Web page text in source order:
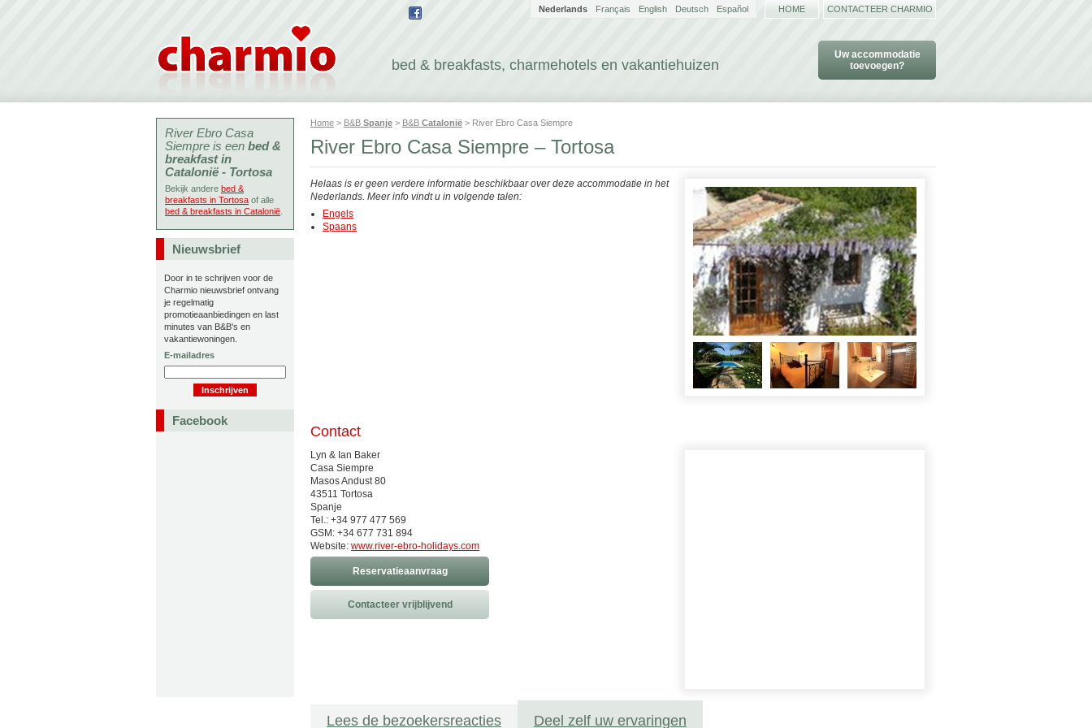
bed & breakfasts, charmehotels en vakantiehuizen
Uw accommodatie
toevoegen?
Nederlands Français English Deutsch Español HOME CONTACTEER CHARMIO
Home > B&B Spanje > B&B Catalonië > River Ebro Casa Siempre
River Ebro Casa Siempre – Tortosa
Helaas is er geen verdere informatie beschikbaar over deze accommodatie in het
Nederlands. Meer info vindt u in volgende talen:
Engels
Spaans
Contact
Lyn & Ian Baker
Casa Siempre
Masos Andust 80
43511 Tortosa
Spanje
Tel.: +34 977 477 569
GSM: +34 677 731 894
Website: www.river-ebro-holidays.com
Reservatieaanvraag
Contacteer vrijblijvend
Lees de bezoekersreacties Deel zelf uw ervaringen
River Ebro Casa
Siempre is een bed &
breakfast in
Catalonië - Tortosa
Bekijk andere bed &
breakfasts in Tortosa of alle
bed & breakfasts in Catalonië
Nieuwsbrief
Door in te schrijven voor de
Charmio nieuwsbrief ontvang
je regelmatig
promotieaanbiedingen en last
minutes van B&B's en
vakantiewoningen.
E-mailadres
Facebook